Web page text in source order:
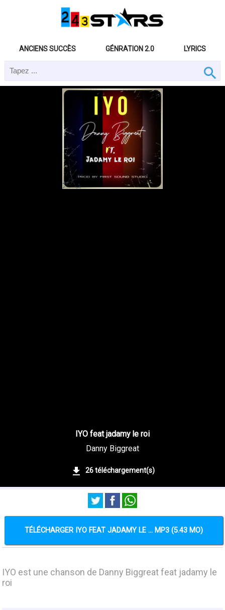
ANCIENS SUCCÈS GÉNRATION 2.0 LYRICS
IYO feat jadamy le roi
Danny Biggreat
26 téléchargement(s)
TÉLÉCHARGER IYO FEAT JADAMY LE ... MP3 (5.43 MO)
IYO est une chanson de Danny Biggreat feat jadamy le
roi